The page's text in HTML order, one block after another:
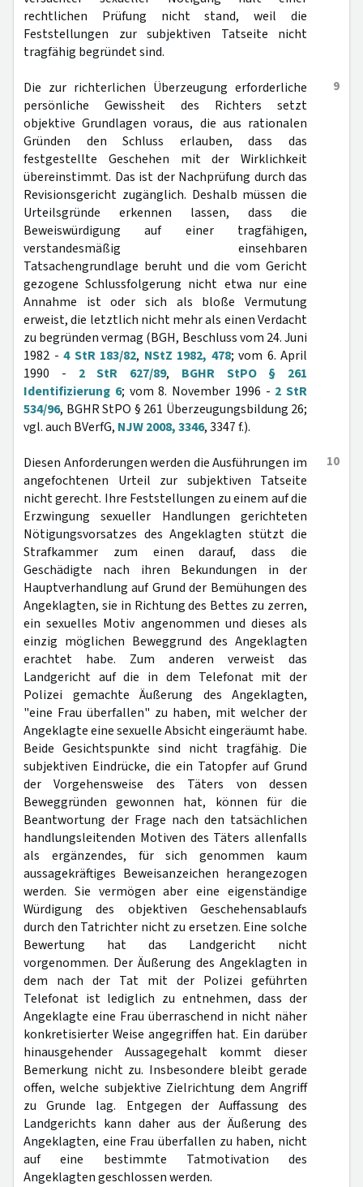
rechtlichen Prüfung nicht stand, weil die
Feststellungen zur subjektiven Tatseite nicht
tragfähig begründet sind.
9
Die zur richterlichen Überzeugung erforderliche
persönliche Gewissheit des Richters setzt
objektive Grundlagen voraus, die aus rationalen
Gründen den Schluss erlauben, dass das
festgestellte Geschehen mit der Wirklichkeit
übereinstimmt. Das ist der Nachprüfung durch das
Revisionsgericht zugänglich. Deshalb müssen die
Urteilsgründe erkennen lassen, dass die
Beweiswürdigung auf einer tragfähigen,
verstandesmäßig einsehbaren
Tatsachengrundlage beruht und die vom Gericht
gezogene Schlussfolgerung nicht etwa nur eine
Annahme ist oder sich als bloße Vermutung
erweist, die letztlich nicht mehr als einen Verdacht
zu begründen vermag (BGH, Beschluss vom 24. Juni
1982 - 4 StR 183/82, NStZ 1982, 478; vom 6. April
1990 - 2 StR 627/89, BGHR StPO § 261
Identifizierung 6; vom 8. November 1996 - 2 StR
534/96, BGHR StPO § 261 Überzeugungsbildung 26;
vgl. auch BVerfG, NJW 2008, 3346, 3347 f.).
10
Diesen Anforderungen werden die Ausführungen im
angefochtenen Urteil zur subjektiven Tatseite
nicht gerecht. Ihre Feststellungen zu einem auf die
Erzwingung sexueller Handlungen gerichteten
Nötigungsvorsatzes des Angeklagten stützt die
Strafkammer zum einen darauf, dass die
Geschädigte nach ihren Bekundungen in der
Hauptverhandlung auf Grund der Bemühungen des
Angeklagten, sie in Richtung des Bettes zu zerren,
ein sexuelles Motiv angenommen und dieses als
einzig möglichen Beweggrund des Angeklagten
erachtet habe. Zum anderen verweist das
Landgericht auf die in dem Telefonat mit der
Polizei gemachte Äußerung des Angeklagten,
"eine Frau überfallen" zu haben, mit welcher der
Angeklagte eine sexuelle Absicht eingeräumt habe.
Beide Gesichtspunkte sind nicht tragfähig. Die
subjektiven Eindrücke, die ein Tatopfer auf Grund
der Vorgehensweise des Täters von dessen
Beweggründen gewonnen hat, können für die
Beantwortung der Frage nach den tatsächlichen
handlungsleitenden Motiven des Täters allenfalls
als ergänzendes, für sich genommen kaum
aussagekräftiges Beweisanzeichen herangezogen
werden. Sie vermögen aber eine eigenständige
Würdigung des objektiven Geschehensablaufs
durch den Tatrichter nicht zu ersetzen. Eine solche
Bewertung hat das Landgericht nicht
vorgenommen. Der Äußerung des Angeklagten in
dem nach der Tat mit der Polizei geführten
Telefonat ist lediglich zu entnehmen, dass der
Angeklagte eine Frau überraschend in nicht näher
konkretisierter Weise angegriffen hat. Ein darüber
hinausgehender Aussagegehalt kommt dieser
Bemerkung nicht zu. Insbesondere bleibt gerade
offen, welche subjektive Zielrichtung dem Angriff
zu Grunde lag. Entgegen der Auffassung des
Landgerichts kann daher aus der Äußerung des
Angeklagten, eine Frau überfallen zu haben, nicht
auf eine bestimmte Tatmotivation des
Angeklagten geschlossen werden.